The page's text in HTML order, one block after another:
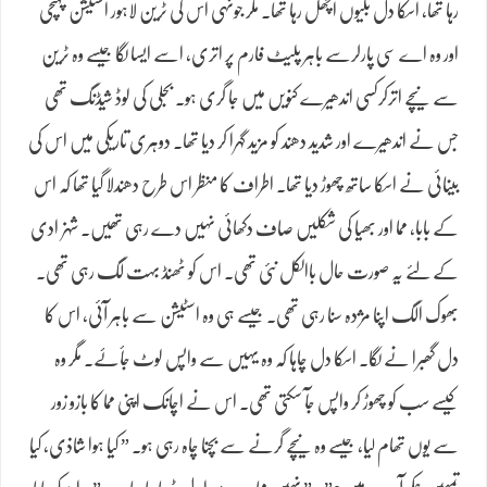
رہا تھا، اسکا دل بلیوں اچھل رہا تھا۔ مگر جونہی اس کی ٹرین لاہور اسٹیشن پہنچی
اور وہ اے سی پارلرسے باہر پلیٹ فارم پر اتری، اسے ایسا لگا جیسے وہ ٹرین
سے نیچے اترکرکسی اندھیرے کنویں میں جا گری ہو۔ بجلی کی لوڈ شیڈنگ تھی
جس نے اندھیرے اور شدید دھند کو مزید گہرا کر دیا تھا۔ دوہری تاریکی میں اس کی
بینائی نے اسکا ساتھ چھوڑ دیا تھا۔ اطراف کا منظر اس طرح دھندلا گیا تھا کہ اس
کے بابا، مما اور بھیا کی شکلیں صاف دکھائی نہیں دے رہی تھیں۔ شہزادی
کے لئے یہ صورت حال باالکل نئی تھی۔ اس کو ٹھنڈ بہت لگ رہی تھی۔
بھوک الگ اپنا مژدہ سنا رہی تھی۔ جیسے ہی وہ اسٹیشن سے باہر آئی، اس کا
دل گھبرا نے لگا۔ اسکا دل چاہا کہ وہ یہیں سے واپس لوٹ جأۓ۔ مگر وہ
کیسے سب کو چھوڑ کر واپس جآ سکتی تھی۔ اس نے اچانک اپنی مما کا بازو زور
سے یوں تھام لیا، جیسے وہ نیچے گرنے سے بچنا چاہ رہی ہو۔ ” کیا ہوا شاذی، کیا